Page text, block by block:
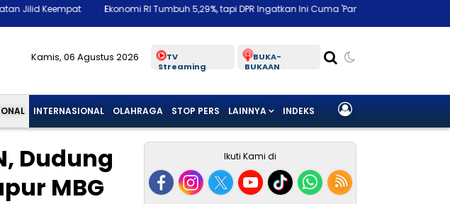
Ekonomi RI Tumbuh 5,29%, tapi DPR Ingatkan Ini Cuma 'Panas-panas Musiman'
Kamis, 06 Agustus 2026
TV
Streaming
BUKA-
BUKAAN
INTERNASIONAL OLAHRAGA STOP PERS LAINNYA INDEKS
Dudung
MBG
Ikuti Kami di